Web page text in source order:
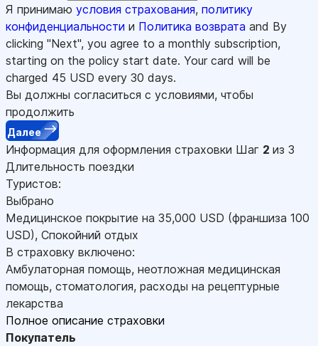
Я принимаю условия страхования, политику
конфиденциальности и Политика возврата and By
clicking "Next", you agree to a monthly subscription,
starting on the policy start date. Your card will be
charged 45 USD every 30 days.
Вы должны согласиться с условиями, чтобы
продолжить
Далее
Информация для оформления страховки Шаг 2 из 3
Длительность поездки
Туристов:
Выбрано
Медицинское покрытие на 35,000 USD (франшиза 100
USD), Спокойний отдых
В страховку включено:
Амбулаторная помощь, неотложная медицинская
помощь, стоматология, расходы на рецептурные
лекарства
Полное описание страховки
Покупатель